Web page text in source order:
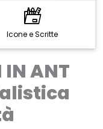
Icone e Scritte
IN ANT